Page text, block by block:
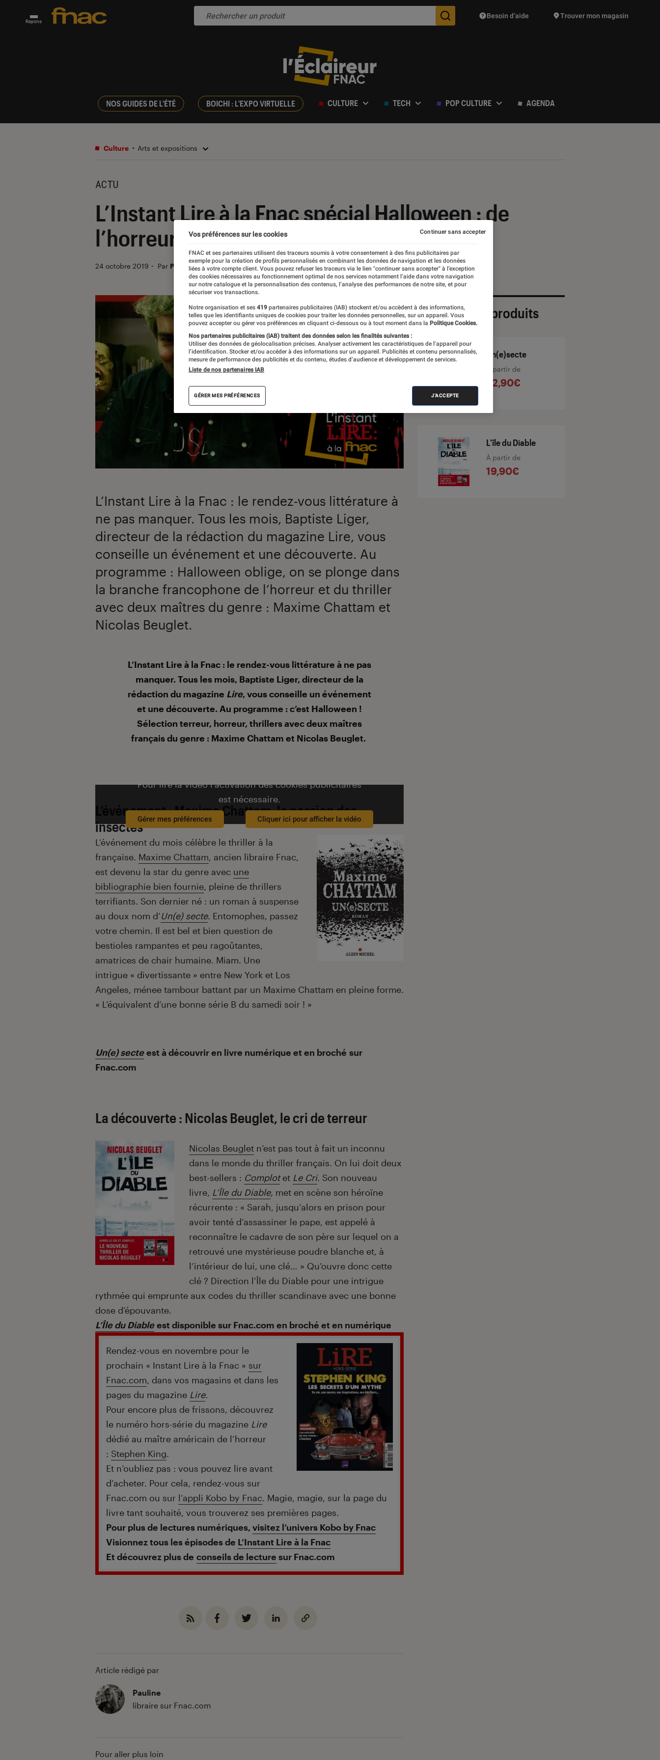
Rayons Des suggestions de produits vont vous être proposées
Besoin d’aide Trouver mon magasin
NOS GUIDES DE L'ÉTÉ BOICHI : L'EXPO VIRTUELLE CULTURE TECH POP CULTURE AGENDA
Culture Arts et expositions
ACTU
L’Instant Lire à la Fnac spécial Halloween : de
l’horreur, du thriller made in France
24 octobre 2019 ・ Par Pauline
03:47
L’Instant Lire à la Fnac : le rendez-vous littérature à
ne pas manquer. Tous les mois, Baptiste Liger,
directeur de la rédaction du magazine Lire, vous
conseille un événement et une découverte. Au
programme : Halloween oblige, on se plonge dans
la branche francophone de l’horreur et du thriller
avec deux maîtres du genre : Maxime Chattam et
Nicolas Beuglet.
Introduction
L’Instant Lire à la Fnac : le rendez-vous littérature à ne pas
manquer. Tous les mois, Baptiste Liger, directeur de la
rédaction du magazine Lire, vous conseille un événement
et une découverte. Au programme : c’est Halloween !
Sélection terreur, horreur, thrillers avec deux maîtres
français du genre : Maxime Chattam et Nicolas Beuglet.
Pour lire la vidéo l’activation des cookies publicitaires
est nécessaire.
Gérer mes préférences Cliquer ici pour afficher la vidéo
L’événement : Maxime Chattam, la passion des
insectes
L’événement du mois célèbre le thriller à la
française. Maxime Chattam, ancien libraire Fnac,
est devenu la star du genre avec une
bibliographie bien fournie, pleine de thrillers
terrifiants. Son dernier né : un roman à suspense
au doux nom d’Un(e) secte. Entomophes, passez
votre chemin. Il est bel et bien question de
bestioles rampantes et peu ragoûtantes,
amatrices de chair humaine. Miam. Une
intrigue « divertissante » entre New York et Los
Angeles, ménee tambour battant par un Maxime Chattam en pleine forme.
« L’équivalent d’une bonne série B du samedi soir ! »
Un(e) secte est à découvriren livre numérique et en broché sur
Fnac.com
La découverte : Nicolas Beuglet, le cri de terreur
Nicolas Beuglet n’est pas tout à fait un inconnu
dans le monde du thriller français. On lui doit deux
best-sellers : Complot et Le Cri. Son nouveau
livre, L’Île du Diable, met en scène son héroïne
récurrente : « Sarah, jusqu’alors en prison pour
avoir tenté d’assassiner le pape, est appelé à
reconnaître le cadavre de son père sur lequel on a
retrouvé une mystérieuse poudre blanche et, à
l’intérieur de lui, une clé… » Qu’ouvre donc cette
clé ? Direction l’Île du Diable pour une intrigue
rythmée qui emprunte aux codes du thriller scandinave avec une bonne
dose d’épouvante.
L’Île du Diableest disponible sur Fnac.com en broché et en numérique
Rendez-vous en novembre pour le
prochain « Instant Lire à la Fnac » sur
Fnac.com, dans vos magasins et dans les
pages du magazine Lire.
Pour encore plus de frissons, découvrez
le numéro hors-série du magazine Lire
dédié au maître américain de l’horreur
: Stephen King.
Et n’oubliez pas : vous pouvez lire avant
d’acheter. Pour cela, rendez-vous sur
Fnac.com ou sur l’appli Kobo by Fnac. Magie, magie, sur la page du
livre tant souhaité, vous trouverez ses premières pages.
Pour plus de lectures numériques, visitez l’univers Kobo by Fnac
Visionnez tous les épisodes de L’Instant Lire à la Fnac
Et découvrez plus de conseils de lecture sur Fnac.com
Article rédigé par
Pauline
libraire sur Fnac.com
Pour aller plus loin
Sélection de produits
Un(e)secte
À partir de
22,90€
L'île du Diable
À partir de
19,90€
Vos préférences sur les cookies
FNAC et ses partenaires utilisent des traceurs soumis à votre consentement à des fins publicitaires par
exemple pour la création de profils personnalisés en combinant les données de navigation et les données
liées à votre compte client. Vous pouvez refuser les traceurs via le lien "continuer sans accepter" à l’exception
des cookies nécessaires au fonctionnement optimal de nos services notamment l’aide dans votre navigation
sur notre catalogue et la personnalisation des contenus, l’analyse des performances de notre site, et pour
sécuriser vos transactions.
Notre organisation et ses 419 partenaires publicitaires (IAB) stockent et/ou accèdent à des informations,
telles que les identifiants uniques de cookies pour traiter les données personnelles, sur un appareil. Vous
pouvez accepter ou gérer vos préférences en cliquant ci-dessous ou à tout moment dans la Politique Cookies.
Nos partenaires publicitaires (IAB) traitent des données selon les finalités suivantes :
Utiliser des données de géolocalisation précises. Analyser activement les caractéristiques de l’appareil pour
l’identification. Stocker et/ou accéder à des informations sur un appareil. Publicités et contenu personnalisés,
mesure de performance des publicités et du contenu, études d’audience et développement de services.
Liste de nos partenaires IAB
GÉRER MES PRÉFÉRENCES J'ACCEPTE
Continuer sans accepter